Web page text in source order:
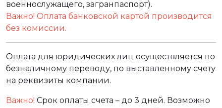
военнослужащего, загранпаспорт).
Важно! Оплата банковской картой производится
без комиссии.
Оплата для юридических лиц осуществляется по
безналичному переводу, по выставленному счету
на реквизиты компании.
Важно! Срок оплаты счета – до 3 дней. Возможно